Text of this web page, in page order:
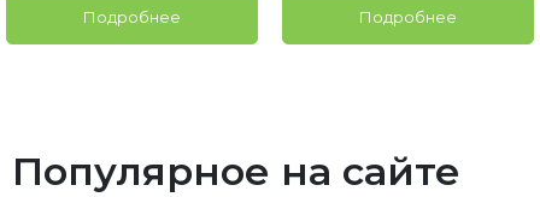
Подробнее Подробнее
Популярное на сайте